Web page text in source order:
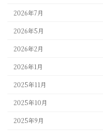
2026年7月
2026年5月
2026年2月
2026年1月
2025年11月
2025年10月
2025年9月